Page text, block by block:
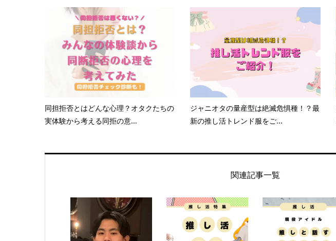
同担拒否とはどんな心理？オタクたちの
実体験から考える同拒の意...
ジャニオタの量産型は絶滅危惧種！？最
新の推し活トレンド服をご...
関連記事一覧